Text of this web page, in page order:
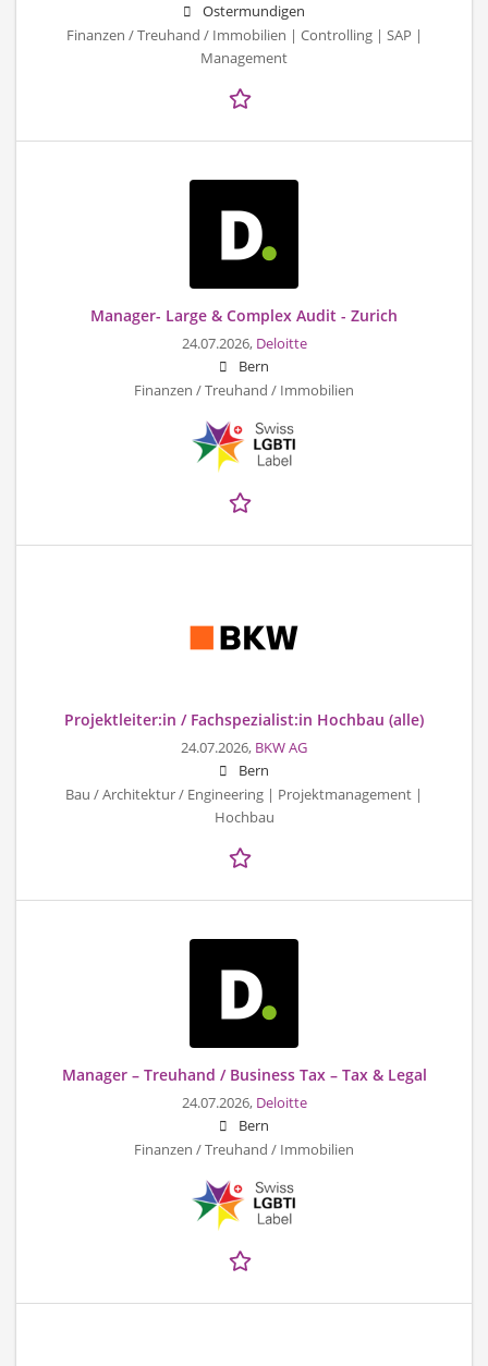
Ostermundigen
Finanzen / Treuhand / Immobilien | Controlling | SAP |
Management
Manager- Large & Complex Audit - Zurich
24.07.2026, Deloitte
Bern
Finanzen / Treuhand / Immobilien
Projektleiter:in / Fachspezialist:in Hochbau (alle)
24.07.2026, BKW AG
Bern
Bau / Architektur / Engineering | Projektmanagement |
Hochbau
Manager – Treuhand / Business Tax – Tax & Legal
24.07.2026, Deloitte
Bern
Finanzen / Treuhand / Immobilien